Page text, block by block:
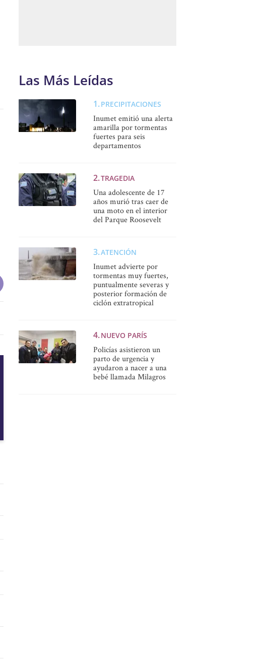
Las Más Leídas
PRECIPITACIONES
Inumet emitió una alerta
amarilla por tormentas
fuertes para seis
departamentos
TRAGEDIA
Una adolescente de 17
años murió tras caer de
una moto en el interior
del Parque Roosevelt
ATENCIÓN
Inumet advierte por
tormentas muy fuertes,
puntualmente severas y
posterior formación de
ciclón extratropical
NUEVO PARÍS
Policías asistieron un
parto de urgencia y
ayudaron a nacer a una
bebé llamada Milagros